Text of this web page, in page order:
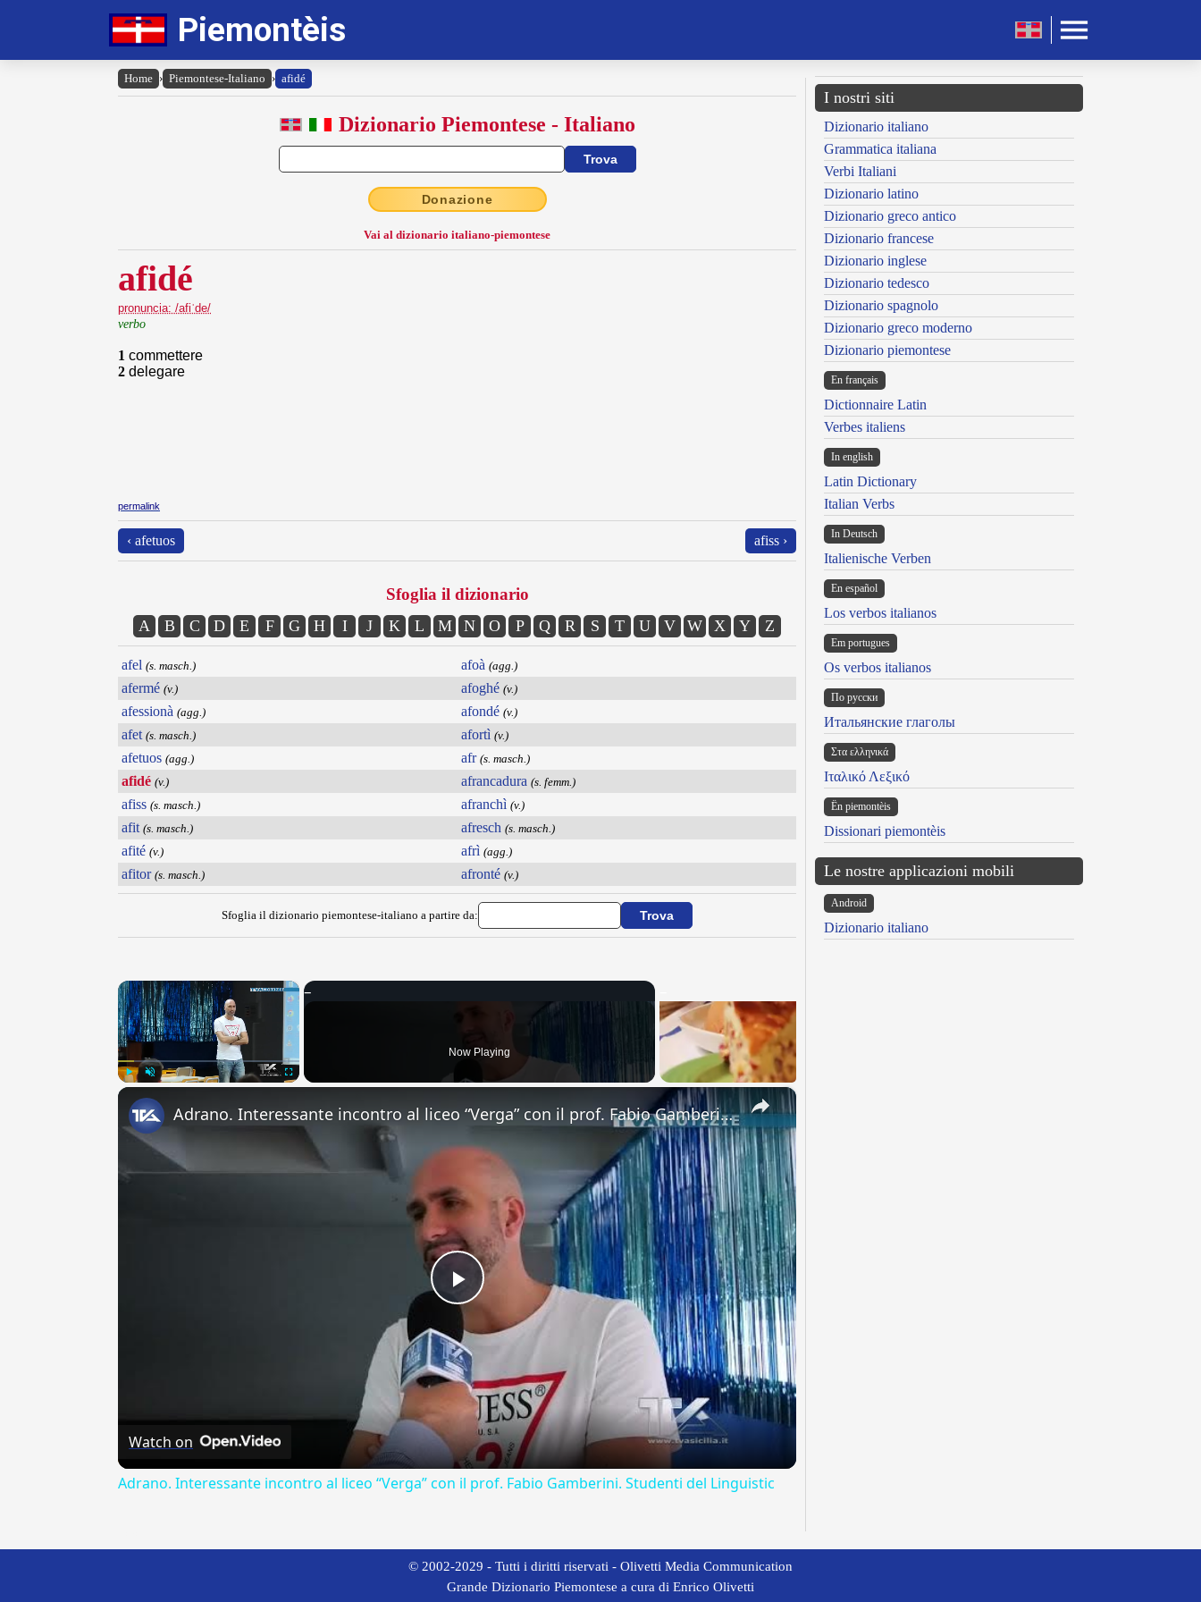
Piemontèis
Home › Piemontese-Italiano › afidé
Dizionario Piemontese - Italiano
Donazione
Vai al dizionario italiano-piemontese
afidé
pronuncia: /afiˈde/
verbo
1 commettere
2 delegare
permalink
‹ afetuos afiss ›
Sfoglia il dizionario
A B C D E F G H I J K L M N O P Q R S T U V W X Y Z
afel (s. masch.)
afermé (v.)
afessionà (agg.)
afet (s. masch.)
afetuos (agg.)
afidé (v.)
afiss (s. masch.)
afit (s. masch.)
afité (v.)
afitor (s. masch.)
afoà (agg.)
afoghé (v.)
afondé (v.)
afortì (v.)
afr (s. masch.)
afrancadura (s. femm.)
afranchì (v.)
afresch (s. masch.)
afrì (agg.)
afronté (v.)
Sfoglia il dizionario piemontese-italiano a partire da:
×
Now Playing
×
Play
Video
Adrano. Interessante incontro al liceo “Verga” con il prof. Fabio Gamberini. Studenti del Linguistic
Watch on
Adrano. Interessante incontro al liceo “Verga” con il prof. Fabio Gamberini. Studenti del Linguistic
I nostri siti
Dizionario italiano
Grammatica italiana
Verbi Italiani
Dizionario latino
Dizionario greco antico
Dizionario francese
Dizionario inglese
Dizionario tedesco
Dizionario spagnolo
Dizionario greco moderno
Dizionario piemontese
En français
Dictionnaire Latin
Verbes italiens
In english
Latin Dictionary
Italian Verbs
In Deutsch
Italienische Verben
En español
Los verbos italianos
Em portugues
Os verbos italianos
По русски
Итальянские глаголы
Στα ελληνικά
Ιταλικό Λεξικό
Ën piemontèis
Dissionari piemontèis
Le nostre applicazioni mobili
Android
Dizionario italiano
© 2002-2029 - Tutti i diritti riservati - Olivetti Media Communication
Grande Dizionario Piemontese a cura di Enrico Olivetti